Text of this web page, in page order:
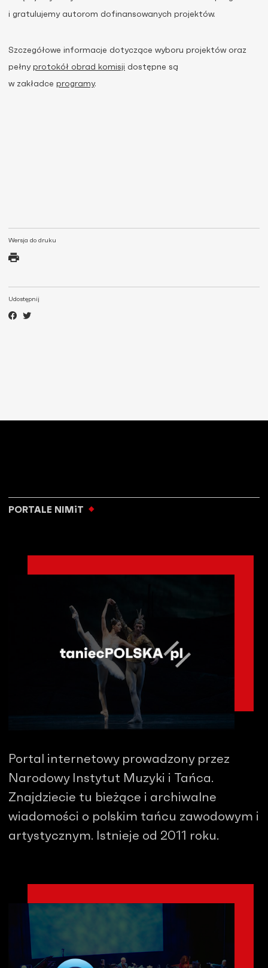
Wersja do druku
Udostępnij
i gratulujemy autorom dofinansowanych projektów.
Szczegółowe informacje dotyczące wyboru projektów oraz
pełny protokół obrad komisji dostępne są
w zakładce programy.
PORTALE NIMiT
Portal internetowy prowadzony przez
Narodowy Instytut Muzyki i Tańca.
Znajdziecie tu bieżące i archiwalne
wiadomości o polskim tańcu zawodowym i
artystycznym. Istnieje od 2011 roku.